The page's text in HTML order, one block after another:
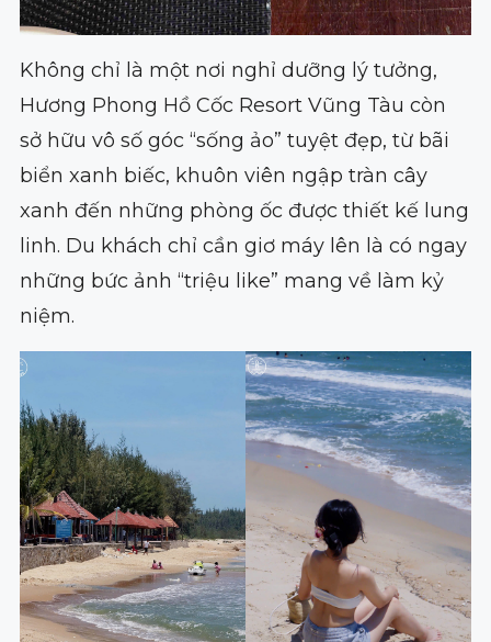
Không chỉ là một nơi nghỉ dưỡng lý tưởng,
Hương Phong Hồ Cốc Resort Vũng Tàu còn
sở hữu vô số góc “sống ảo” tuyệt đẹp, từ bãi
biển xanh biếc, khuôn viên ngập tràn cây
xanh đến những phòng ốc được thiết kế lung
linh. Du khách chỉ cần giơ máy lên là có ngay
những bức ảnh “triệu like” mang về làm kỷ
niệm.